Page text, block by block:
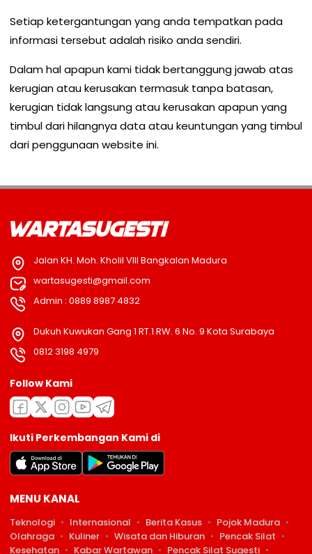
Setiap ketergantungan yang anda tempatkan pada
informasi tersebut adalah risiko anda sendiri.
Dalam hal apapun kami tidak bertanggung jawab atas
kerugian atau kerusakan termasuk tanpa batasan,
kerugian tidak langsung atau kerusakan apapun yang
timbul dari hilangnya data atau keuntungan yang timbul
dari penggunaan website ini.
Jalan KH. Moh. Kholil VIII Bangkalan Madura
wartasugesti@gmail.com
Admin : 0889 8987 4832
Dukuh Kuwukan Gang 1 RT.1 RW. 6 No. 9 Kota Surabaya
0812 3198 4979
Follow Kami
Ikuti Perkembangan Kami di
MENU KANAL
Teknologi Internasional Berita Kasus
Pojok Madura
Olahraga
Kuliner Wisata dan Hiburan
Pencak Silat
Kesehatan
Kabar Wartawan Pencak Silat Sugesti